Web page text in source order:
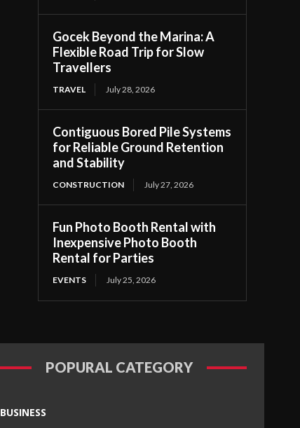
Gocek Beyond the Marina: A
Flexible Road Trip for Slow
Travellers
TRAVEL July 28, 2026
Contiguous Bored Pile Systems
for Reliable Ground Retention
and Stability
CONSTRUCTION July 27, 2026
Fun Photo Booth Rental with
Inexpensive Photo Booth
Rental for Parties
EVENTS July 25, 2026
POPURAL CATEGORY
BUSINESS